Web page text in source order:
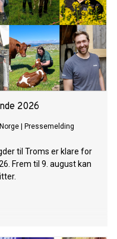
2026
Pressemelding
til Troms er klare for
Frem til 9. august kan